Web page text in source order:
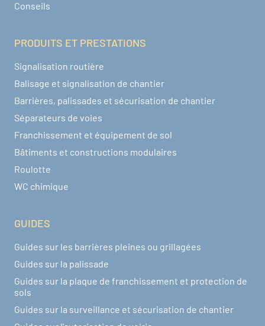
Conseils
PRODUITS ET PRESTATIONS
Signalisation routière
Balisage et signalisation de chantier
Barrières, palissades et sécurisation de chantier
Séparateurs de voies
Franchissement et équipement de sol
Bâtiments et constructions modulaires
Roulotte
WC chimique
GUIDES
Guides sur les barrières pleines ou grillagées
Guides sur la palissade
Guides sur la plaque de franchissement et protection de
sols
Guides sur la surveillance et sécurisation de chantier